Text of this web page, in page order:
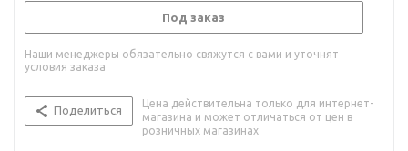
Под заказ
Наши менеджеры обязательно свяжутся с вами и уточнят
условия заказа
Поделиться
Цена действительна только для интернет-
магазина и может отличаться от цен в
розничных магазинах